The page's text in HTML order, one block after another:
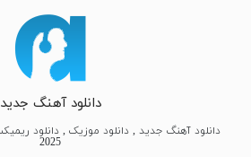
دانلود آهنگ جدید
2025